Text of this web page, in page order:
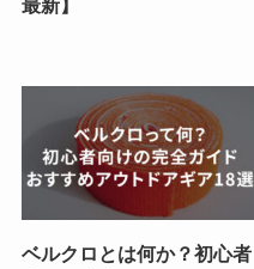
最新】
ベルクロとは何か？初心者